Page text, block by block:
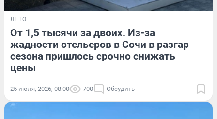
ЛЕТО
От 1,5 тысячи за двоих. Из-за
жадности отельеров в Сочи в разгар
сезона пришлось срочно снижать
цены
25 июля, 2026, 08:00 700 Обсудить